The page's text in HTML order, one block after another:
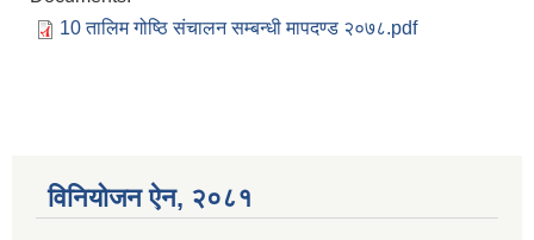
10 तालिम गोष्ठि संचालन सम्बन्धी मापदण्ड २०७८.pdf
विनियोजन ऐन‚ २०८१